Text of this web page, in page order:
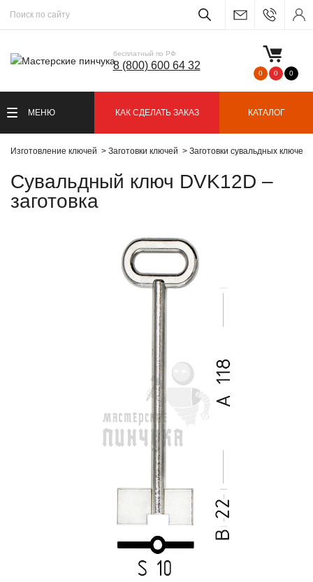
бесплатный по РФ
8 (800) 600 64 32
0 0 0
МЕНЮ КАК СДЕЛАТЬ ЗАКАЗ КАТАЛОГ
Изготовление ключей Заготовки ключей Заготовки сувальдных ключей
Сувальдный ключ DVK12D –
заготовка